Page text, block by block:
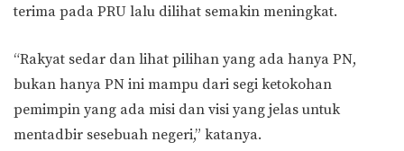
terima pada PRU lalu dilihat semakin meningkat.
“Rakyat sedar dan lihat pilihan yang ada hanya PN,
bukan hanya PN ini mampu dari segi ketokohan
pemimpin yang ada misi dan visi yang jelas untuk
mentadbir sesebuah negeri,” katanya.